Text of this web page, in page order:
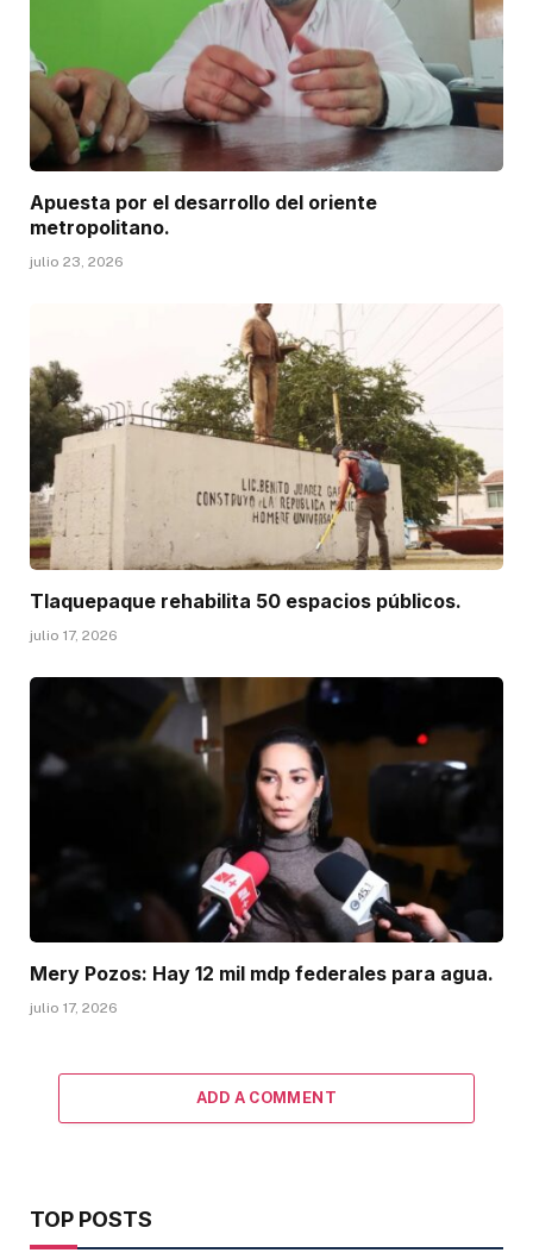
Apuesta por el desarrollo del oriente
metropolitano.
julio 23, 2026
Tlaquepaque rehabilita 50 espacios públicos.
julio 17, 2026
Mery Pozos: Hay 12 mil mdp federales para agua.
julio 17, 2026
ADD A COMMENT
TOP POSTS